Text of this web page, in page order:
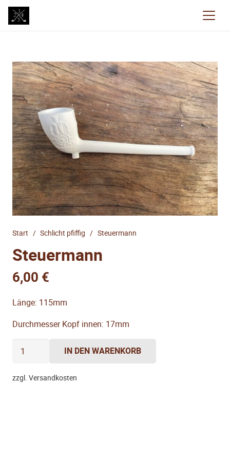
Start / Schlicht pfiffig / Steuermann
Steuermann
6,00 €
Länge: 115mm
Durchmesser Kopf innen: 17mm
Menge
IN DEN WARENKORB
zzgl. Versandkosten